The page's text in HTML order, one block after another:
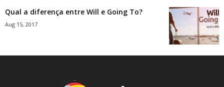
Qual a diferença entre Will e Going To?
Aug 15, 2017